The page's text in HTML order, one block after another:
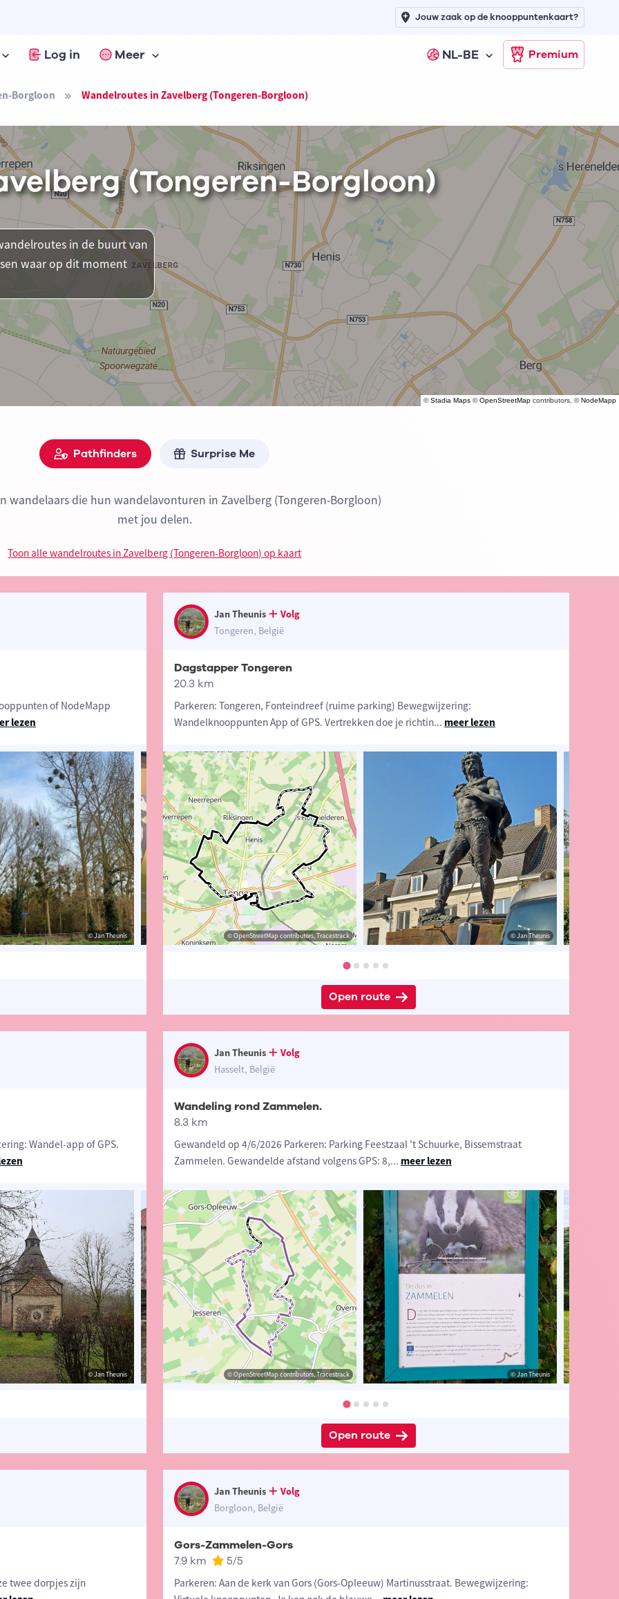
Log in Meer NL-BE Premium
Jouw zaak op de knooppuntenkaart?
Borgloon Wandelroutes in Zavelberg (Tongeren-Borgloon)
©Stadia Maps ©OpenStreetMap contributors, ©NodeMapp
(Tongeren-Borgloon)
in de buurt van
waar op dit moment
Pathfinders Surprise Me
wandelaars die hun wandelavonturen in Zavelberg (Tongeren-Borgloon)
met jou delen.
Toon alle wandelroutes in Zavelberg (Tongeren-Borgloon) op kaart
of NodeMapp
lezen
© Jan Theunis © Jan Theunis © Jan Theunis
Jan Theunis
Volg
Tongeren, België
Dagstapper Tongeren
20.3 km
Parkeren: Tongeren, Fonteindreef (ruime parking) Bewegwijzering:
Wandelknooppunten App of GPS. Vertrekken doe je richtin... meer lezen
© Jan Theunis © OpenStreetMap contributors, Tracestrack © Jan Theunis
Open route
Wandel-app of GPS.
© Jan Theunis © Jan Theunis © Jan Theunis
Jan Theunis
Volg
Hasselt, België
Wandeling rond Zammelen.
8.3 km
Gewandeld op 4/6/2026 Parkeren: Parking Feestzaal 't Schuurke, Bissemstraat
Zammelen. Gewandelde afstand volgens GPS: 8,... meer lezen
© Jan Theunis © OpenStreetMap contributors, Tracestrack © Jan Theunis
Open route
twee dorpjes zijn
Jan Theunis
Volg
Borgloon, België
Gors-Zammelen-Gors
7.9 km 5/5
Parkeren: Aan de kerk van Gors (Gors-Opleeuw) Martinusstraat. Bewegwijzering: